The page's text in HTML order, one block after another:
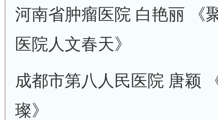
河南省肿瘤医院 白艳丽 《
医院人文春天》
成都市第八人民医院 唐颖
璨》